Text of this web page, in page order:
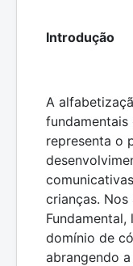
Introdução
A
fundamentais
representa o
crianças. Nos
domínio de
abrangendo